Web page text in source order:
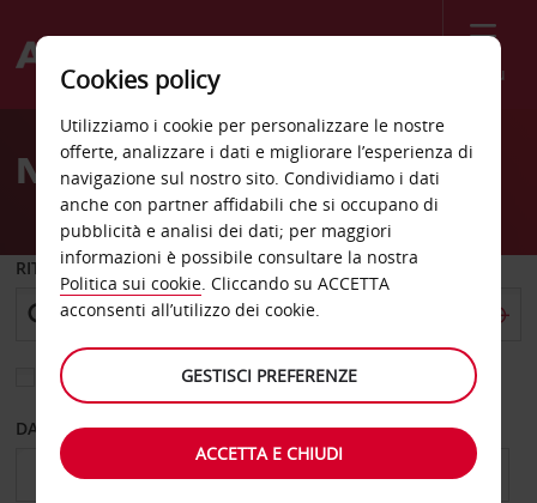
Menù
Welcome
AvisNoleggio auto Hamilton
RITIRO DA
Scegli una località di riconsegna diversa
DAL GIORNO AL GIORNO
Cookies policy
Utilizziamo i cookie per personalizzare le nostre
offerte, analizzare i dati e migliorare l’esperienza di
navigazione sul nostro sito. Condividiamo i dati
anche con partner affidabili che si occupano di
pubblicità e analisi dei dati; per maggiori
informazioni è possibile consultare la nostra
Politica sui cookie. Cliccando su ACCETTA
acconsenti all’utilizzo dei cookie.
GESTISCI PREFERENZE
ACCETTA E CHIUDI